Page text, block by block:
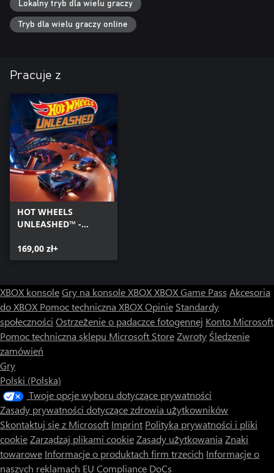
Lokalny tryb dla wielu graczy
Tryb dla wielu graczy online
Pracuje z
HOT WHEELS
UNLEASHED™ -
169,00 zł+
XBOX konsoleGry na konsole XBOXXBOX Game Pass Akcesoria
do XBOX Pomoc techniczna XBOXOpinie Standardy
społeczności Ostrzeżenie o padaczce fotogennej Konto Microsoft
Pomoc techniczna sklepu Microsoft StoreZwroty Śledzenie
zamówień
Gry
Polski (Polska)
Twoje opcje wyboru dotyczące prywatności
Zasady prywatności dotyczące zdrowia użytkowników
Skontaktuj się z Microsoft Imprint Polityka prywatności i pliki
cookieZarządzaj plikami cookieZasady użytkowania Znaki
towarowe Informacje o produktach firm trzecich Informacje o
naszych reklamach EU Compliance DoCs